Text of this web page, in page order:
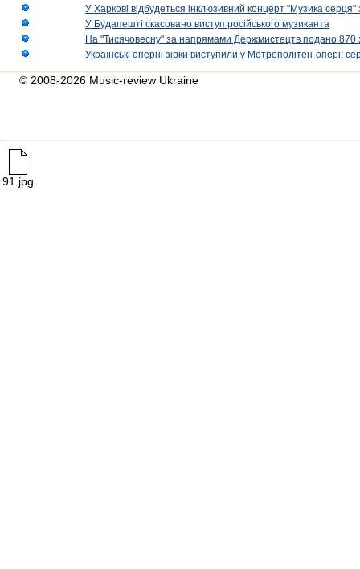
У Харкові відбудеться інклюзивний концерт "Музика
У Будапешті скасовано виступ російського музиканта
На "Тисячовесну" за напрямами Держмистецтв подано 870
Українські оперні зірки виступили у Метрополітен-опері:
© 2008-2026 Music-review Ukraine
91.jpg